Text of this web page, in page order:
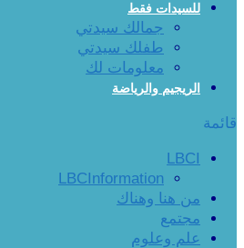
للسيدات فقط
جمالك سيدتي
طفلك سيدتي
معلومات لك
الريجيم والرياضة
قائمة
LBCI
LBCInformation
من هنا وهناك
مجتمع
علم وعلوم